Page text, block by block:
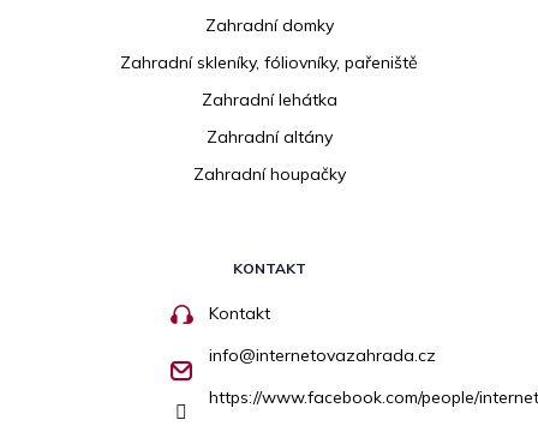
Zahradní domky
Zahradní skleníky, fóliovníky, pařeniště
Zahradní lehátka
Zahradní altány
Zahradní houpačky
KONTAKT
Kontakt
info@internetovazahrada.cz
https://www.facebook.com/people/